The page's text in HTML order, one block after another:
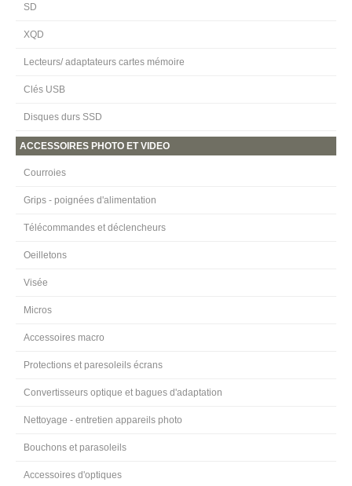
SD
XQD
Lecteurs/ adaptateurs cartes mémoire
Clés USB
Disques durs SSD
ACCESSOIRES PHOTO ET VIDEO
Courroies
Grips - poignées d'alimentation
Télécommandes et déclencheurs
Oeilletons
Visée
Micros
Accessoires macro
Protections et paresoleils écrans
Convertisseurs optique et bagues d'adaptation
Nettoyage - entretien appareils photo
Bouchons et parasoleils
Accessoires d'optiques